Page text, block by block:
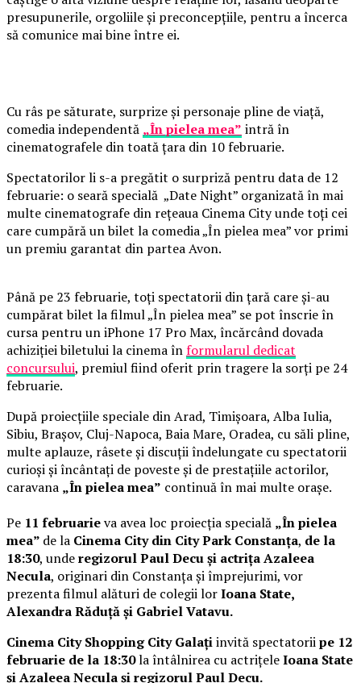
presupunerile, orgoliile și preconcepțiile, pentru a încerca
să comunice mai bine între ei.
Cu râs pe săturate, surprize și personaje pline de viață,
comedia independentă „În pielea mea” intră în
cinematografele din toată țara din 10 februarie.
Spectatorilor li s-a pregătit o surpriză pentru data de 12
februarie: o seară specială „Date Night” organizată în mai
multe cinematografe din rețeaua Cinema City unde toți cei
care cumpără un bilet la comedia „În pielea mea” vor primi
un premiu garantat din partea Avon.
Până pe 23 februarie, toți spectatorii din țară care și-au
cumpărat bilet la filmul „În pielea mea” se pot înscrie în
cursa pentru un iPhone 17 Pro Max, încărcând dovada
achiziției biletului la cinema înformularul dedicat
concursului, premiul fiind oferit prin tragere la sorți pe 24
februarie.
După proiecțiile speciale din Arad, Timișoara, Alba Iulia,
Sibiu, Brașov, Cluj-Napoca, Baia Mare, Oradea, cu săli pline,
multe aplauze, râsete și discuții îndelungate cu spectatorii
curioși și încântați de poveste și de prestațiile actorilor,
caravana „În pielea mea” continuă în mai multe orașe.
Pe 11 februarieva avea loc proiecția specială „În pielea
mea” de la Cinema City din City Park Constanța, de la
18:30, underegizorul Paul Decu și actrița Azaleea
Necula, originari din Constanța și împrejurimi, vor
prezenta filmul alături de colegii lorIoana State,
Alexandra Răduță și Gabriel Vatavu.
Cinema City Shopping City Galațiinvită spectatoriipe 12
februarie de la 18:30la întâlnirea cu actrițeleIoana State
și Azaleea Necula și regizorul Paul Decu.